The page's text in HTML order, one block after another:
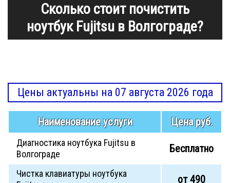
Сколько стоит почистить
ноутбук Fujitsu в Волгограде?
Цены актуальны на 07 августа 2026 года
Наименование услуги Цена руб.
Диагностика ноутбука Fujitsu в
Волгограде
Бесплатно
Чистка клавиатуры ноутбука
от 490